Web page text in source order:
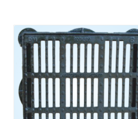
Contatti
Accedi
Registrati